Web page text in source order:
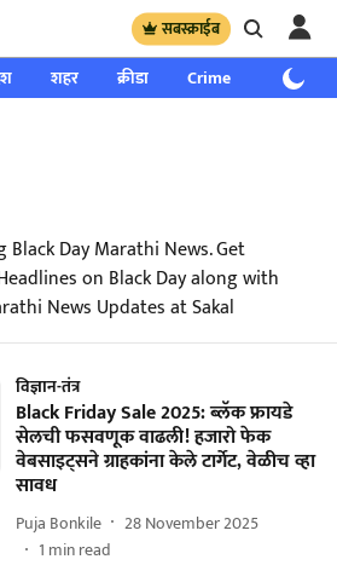
सबस्क्राईब
शहर क्रीडा Crime साप्ताहिक
Black Day Marathi News. Get
on Black Day along with
News Updates at Sakal
विज्ञान-तंत्र
Black Friday Sale 2025: ब्लॅक फ्रायडे
सेलची फसवणूक वाढली! हजारो फेक
वेबसाइट्सने ग्राहकांना केले टार्गेट, वेळीच व्हा
सावध
Puja Bonkile
28 November 2025
1 min read